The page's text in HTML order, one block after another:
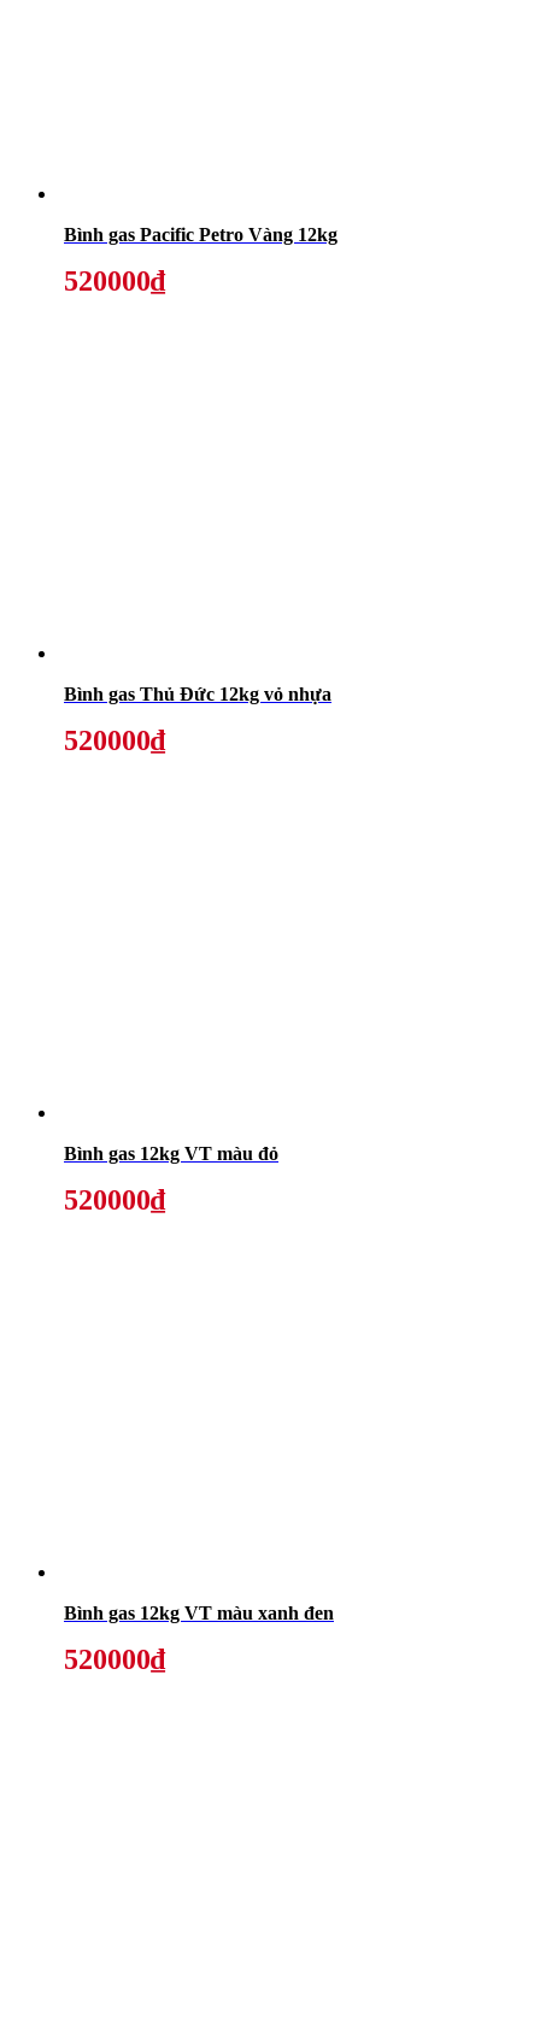
Bình gas Pacific Petro Vàng 12kg
520000₫
Bình gas Thủ Đức 12kg vỏ nhựa
520000₫
Bình gas 12kg VT màu đỏ
520000₫
Bình gas 12kg VT màu xanh đen
520000₫